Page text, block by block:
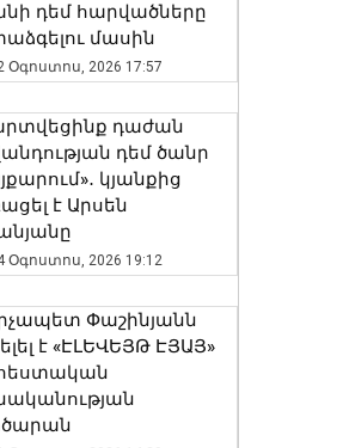
են «Jeep»-ն ու
ը. կա 4 վիրավոր
Օգոստոս, 2026 22:23
ԱԳՆ-ն
է Արարատ
Օգոստոս, 2026 22:13
Գրիգորյանը և Արյե
նախագիծը և դրա
Օգոստոս, 2026 21:49
դեմ հարվածները
մասին
Օգոստոս, 2026 17:57
դաժան
դեմ ծանր
կյանքից
է Արսեն
Օգոստոս, 2026 19:12
Փաշինյանն
է «ԷԼԵՎԵՅԹ ԷՅԱՅ»